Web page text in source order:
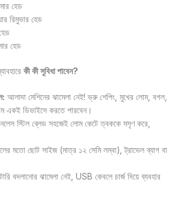
হেড
রিমুভার হেড
হেড
কী কী সুবিধা পাবেন?
আলাদা মেশিনের ঝামেলা নেই! ভ্রু শেপিং, মুখের লোম, বগল,
একই ডিভাইসে করতে পারবেন।
স্টিল ব্লেড সহজেই লোম কেটে ত্বককে মসৃণ করে,
মতো ছোট সাইজ (মাত্র ১২ সেমি লম্বা), ট্রাভেল ব্যাগ বা
বদলানোর ঝামেলা নেই, USB কেবলে চার্জ দিয়ে ব্যবহার